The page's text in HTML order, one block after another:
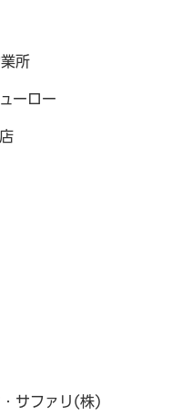
所
ーロー
サファリ(株)